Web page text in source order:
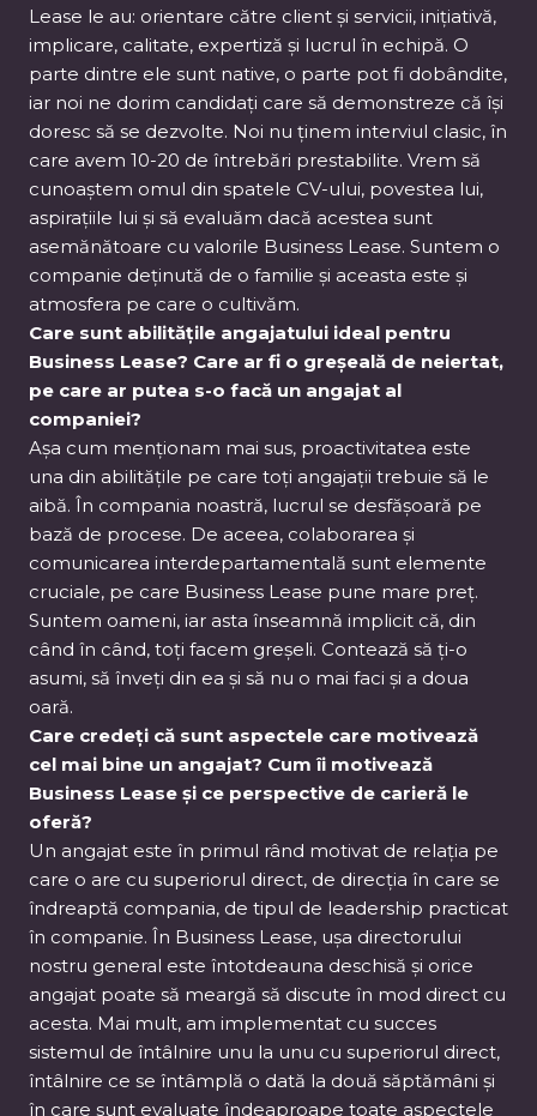
Lease le au: orientare către client și servicii, inițiativă,
implicare, calitate, expertiză și lucrul în echipă. O
parte dintre ele sunt native, o parte pot fi dobândite,
iar noi ne dorim candidați care să demonstreze că își
doresc să se dezvolte. Noi nu ținem interviul clasic, în
care avem 10-20 de întrebări prestabilite. Vrem să
cunoaștem omul din spatele CV-ului, povestea lui,
aspirațiile lui și să evaluăm dacă acestea sunt
asemănătoare cu valorile Business Lease. Suntem o
companie deținută de o familie și aceasta este și
atmosfera pe care o cultivăm.
Care sunt abilitățile angajatului ideal pentru
Business Lease? Care ar fi o greșeală de neiertat,
pe care ar putea s-o facă un angajat al
companiei?
Așa cum menționam mai sus, proactivitatea este
una din abilitățile pe care toți angajații trebuie să le
aibă. În compania noastră, lucrul se desfășoară pe
bază de procese. De aceea, colaborarea și
comunicarea interdepartamentală sunt elemente
cruciale, pe care Business Lease pune mare preț.
Suntem oameni, iar asta înseamnă implicit că, din
când în când, toți facem greșeli. Contează să ți-o
asumi, să înveți din ea și să nu o mai faci și a doua
oară.
Care credeți că sunt aspectele care motivează
cel mai bine un angajat? Cum îi motivează
Business Lease și ce perspective de carieră le
oferă?
Un angajat este în primul rând motivat de relația pe
care o are cu superiorul direct, de direcția în care se
îndreaptă compania, de tipul de leadership practicat
în companie. În Business Lease, ușa directorului
nostru general este întotdeauna deschisă și orice
angajat poate să meargă să discute în mod direct cu
acesta. Mai mult, am implementat cu succes
sistemul de întâlnire unu la unu cu superiorul direct,
întâlnire ce se întâmplă o dată la două săptămâni și
în care sunt evaluate îndeaproape toate aspectele